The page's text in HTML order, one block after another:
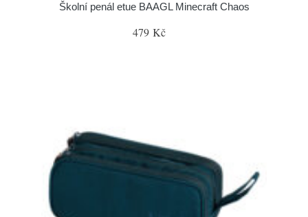
Školní penál etue BAAGL Minecraft Chaos
479 Kč